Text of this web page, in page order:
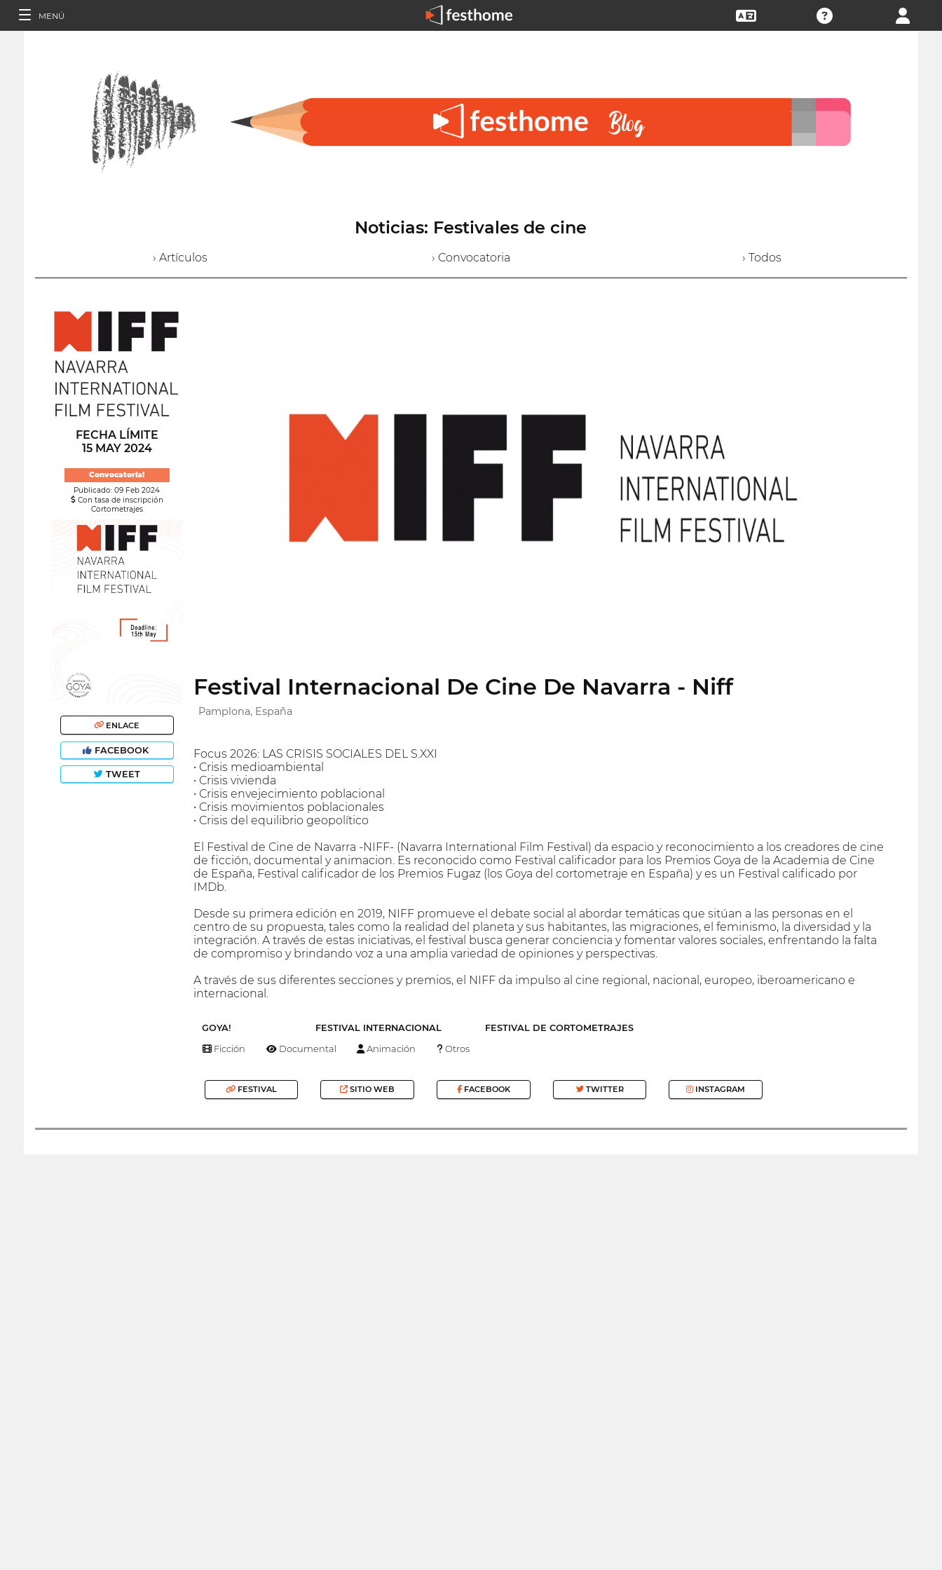
MENÚ
Noticias: Festivales de cine
› Artículos › Convocatoria › Todos
FECHA LÍMITE
15 MAY 2024
Convocatoria!
Publicado: 09 Feb 2024
Con tasa de inscripción
Cortometrajes
ENLACE
FACEBOOK
TWEET
Festival Internacional De Cine De Navarra - Niff
Pamplona, España
Focus 2026: LAS CRISIS SOCIALES DEL S.XXI
• Crisis medioambiental
• Crisis vivienda
• Crisis envejecimiento poblacional
• Crisis movimientos poblacionales
• Crisis del equilibrio geopolítico
El Festival de Cine de Navarra -NIFF- (Navarra International Film Festival) da espacio y reconocimiento a los creadores de cine
de ficción, documental y animacion. Es reconocido como Festival calificador para los Premios Goya de la Academia de Cine
de España, Festival calificador de los Premios Fugaz (los Goya del cortometraje en España) y es un Festival calificado por
IMDb.
Desde su primera edición en 2019, NIFF promueve el debate social al abordar temáticas que sitúan a las personas en el
centro de su propuesta, tales como la realidad del planeta y sus habitantes, las migraciones, el feminismo, la diversidad y la
integración. A través de estas iniciativas, el festival busca generar conciencia y fomentar valores sociales, enfrentando la falta
de compromiso y brindando voz a una amplia variedad de opiniones y perspectivas.
A través de sus diferentes secciones y premios, el NIFF da impulso al cine regional, nacional, europeo, iberoamericano e
internacional.
GOYA! FESTIVAL INTERNACIONAL FESTIVAL DE CORTOMETRAJES
Ficción Documental Animación Otros
FESTIVAL SITIO WEB FACEBOOK TWITTER INSTAGRAM